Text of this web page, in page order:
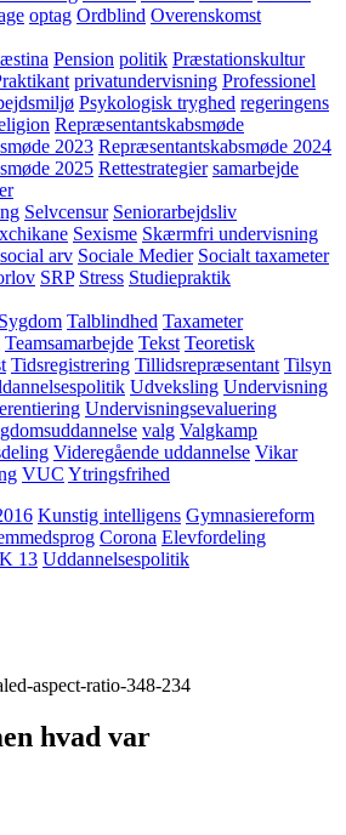
optag Ordblind Overenskomst
Pension politik Præstationskultur
privatundervisning Professionel
Psykologisk tryghed regeringens
Repræsentantskabsmøde
2023 Repræsentantskabsmøde 2024
2025 Rettestrategier samarbejde
Selvcensur Seniorarbejdsliv
Sexisme Skærmfri undervisning
social arv Sociale Medier Socialt taxameter
SRP Stress Studiepraktik
Sygdom Talblindhed Taxameter
Teamsamarbejde Tekst Teoretisk
Tidsregistrering Tillidsrepræsentant Tilsyn
Udveksling Undervisning
Undervisningsevaluering
valg Valgkamp
Videregående uddannelse Vikar
VUC Ytringsfrihed
Kunstig intelligens Gymnasiereform
Corona Elevfordeling
13 Uddannelsespolitik
hvad var